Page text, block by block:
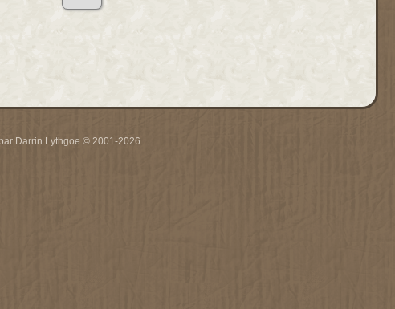
Darrin Lythgoe © 2001-2026.